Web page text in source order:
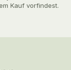
Kauf vorfindest.